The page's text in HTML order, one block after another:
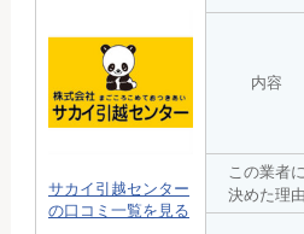
サカイ引越センター
の口コミ一覧を見る
内容
この業者
決めた理